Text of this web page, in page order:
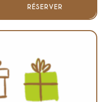
RÉSERVER